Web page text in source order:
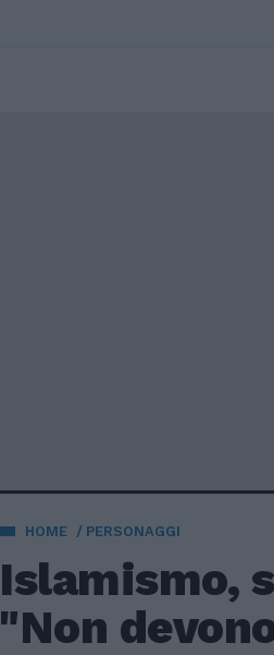
HOME PERSONAGGI
Islamismo,
"Non